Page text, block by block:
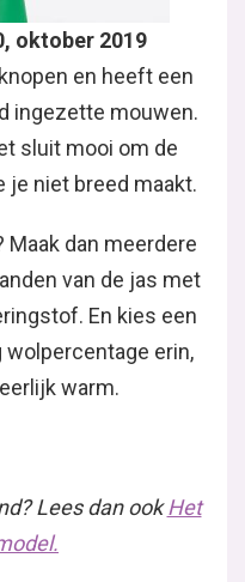
oktober 2019
en heeft een
ingezette mouwen.
sluit mooi om de
je niet breed maakt.
dan meerdere
van de jas met
En kies een
erin,
warm.
Lees dan ookHet